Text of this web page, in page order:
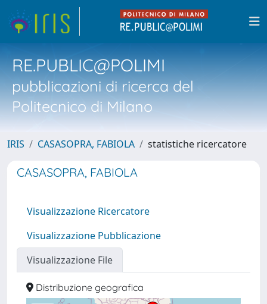
RE.PUBLIC@POLIMI
pubblicazioni di ricerca del
Politecnico di Milano
IRIS CASASOPRA, FABIOLA statistiche ricercatore
CASASOPRA, FABIOLA
Visualizzazione Ricercatore
Visualizzazione Pubblicazione
Visualizzazione File
Distribuzione geografica